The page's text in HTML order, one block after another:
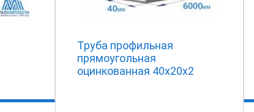
Труба профильная
прямоугольная
оцинкованная 40х20х2